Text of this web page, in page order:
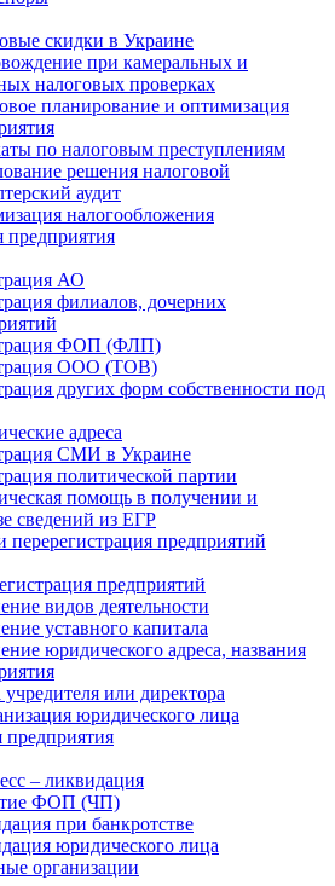
скидки в Украине
при камеральных и
налоговых проверках
планирование и оптимизация
по налоговым преступлениям
решения налоговой
аудит
налогообложения
предприятия
АО
филиалов, дочерних
ФОП (ФЛП)
ООО (ТОВ)
других форм собственности под
адреса
СМИ в Украине
политической партии
помощь в получении и
сведений из ЕГР
перерегистрация предприятий
предприятий
видов деятельности
уставного капитала
юридического адреса, названия
или директора
юридического лица
– ликвидация
ФОП (ЧП)
при банкротстве
юридического лица
организации